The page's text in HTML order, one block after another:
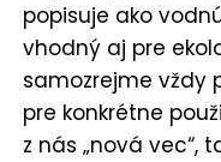
popisuje ako
vhodný aj pre
samozrejme vždy
pre konkrétne
z nás „nová vec“,